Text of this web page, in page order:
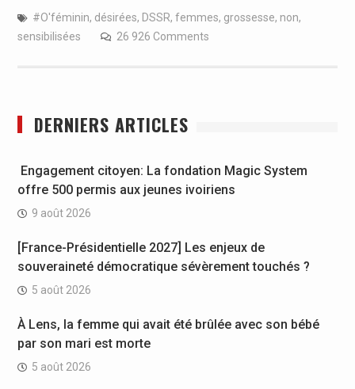
#O'féminin, désirées, DSSR, femmes, grossesse, non,
sensibilisées
26 926 Comments
DERNIERS ARTICLES
Engagement citoyen: La fondation Magic System
offre 500 permis aux jeunes ivoiriens
9 août 2026
[France-Présidentielle 2027] Les enjeux de
souveraineté démocratique sévèrement touchés ?
5 août 2026
À Lens, la femme qui avait été brûlée avec son bébé
par son mari est morte
5 août 2026